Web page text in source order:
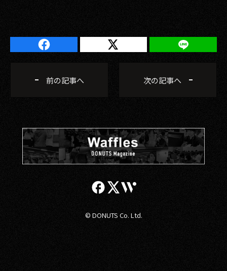
前の記事へ 次の記事へ
© DONUTS Co. Ltd.